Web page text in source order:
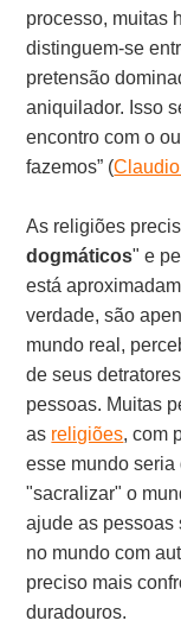
processo, muitas
distinguem-se
pretensão
aniquilador. Isso
encontro com o
fazemos” (
As religiões
dogmáticos" e
está
verdade, são
mundo real,
de seus
pessoas. Muitas
as religiões, com
esse mundo
"sacralizar" o
ajude as pessoas
no mundo com
preciso mais
duradouros.